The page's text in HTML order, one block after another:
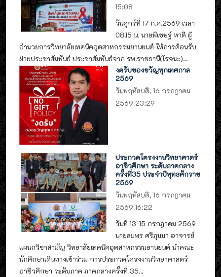
15:08
วันศุกร์ที่ 17 ก.ค.2569 เวลา
08.15 น. นายพิเชษฐ์ หาดี ผู้
อำนวยการวิทยาลัยเทคนิคอุตสาหกรรมยานยนต์ ให้การต้อนรับ
ฝ่ายประชาสัมพันธ์ ประชาสัมพันธ์จาก รพ.ราชธานี(โรจนะ)...
งดรับของขวัญทุกเทศกาล
2569
วันพฤหัสบดี, 16 กรกฎาคม
2569 23:29
ประกวดโครงงานวิทยาศาตร์
อาชีวศึกษา ระดับภาคกลาง
ครั้งที่35 ประจำปีพุทธศักราช
2569
วันพฤหัสบดี, 16 กรกฎาคม
2569 16:22
วันที่ 13-15 กรกฎาคม 2569
นายสมพร ศรีภุมมา อาจารย์
แผนกวิชาสามัญ วิทยาลัยเทคนิคอุตสาหกรรมยานยนต์ นำคณะ
นักศึกษาเดินทางเข้าร่วม การประกวดโครงงานวิทยาศาสตร์
อาชีวศึกษา ระดับภาค ภาคกลางครั้งที่ 35...